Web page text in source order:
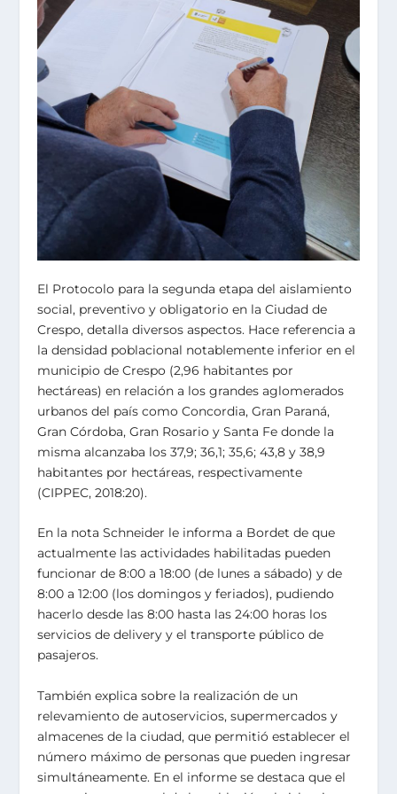
El Protocolo para la segunda etapa del aislamiento
social, preventivo y obligatorio en la Ciudad de
Crespo, detalla diversos aspectos. Hace referencia a
la densidad poblacional notablemente inferior en el
municipio de Crespo (2,96 habitantes por
hectáreas) en relación a los grandes aglomerados
urbanos del país como Concordia, Gran Paraná,
Gran Córdoba, Gran Rosario y Santa Fe donde la
misma alcanzaba los 37,9; 36,1; 35,6; 43,8 y 38,9
habitantes por hectáreas, respectivamente
(CIPPEC, 2018:20).
En la nota Schneider le informa a Bordet de que
actualmente las actividades habilitadas pueden
funcionar de 8:00 a 18:00 (de lunes a sábado) y de
8:00 a 12:00 (los domingos y feriados), pudiendo
hacerlo desde las 8:00 hasta las 24:00 horas los
servicios de delivery y el transporte público de
pasajeros.
También explica sobre la realización de un
relevamiento de autoservicios, supermercados y
almacenes de la ciudad, que permitió establecer el
número máximo de personas que pueden ingresar
simultáneamente. En el informe se destaca que el